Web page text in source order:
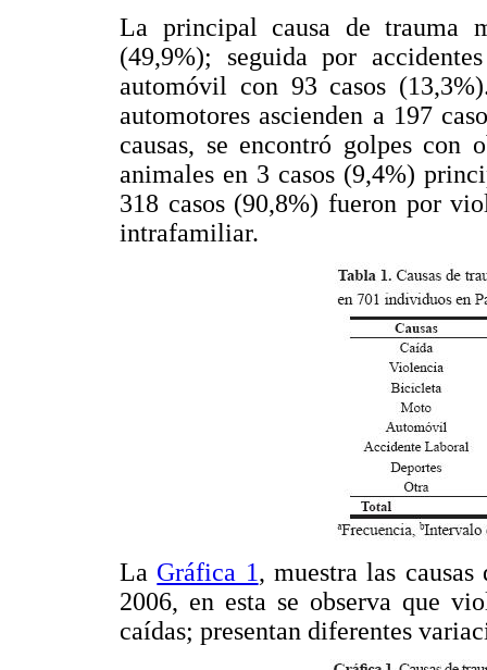
La principal causa de trauma
(49,9%); seguida por
automóvil con 93 casos
automotores ascienden a 197
causas, se encontró golpes con
animales en 3 casos (9,4%)
318 casos (90,8%) fueron por
intrafamiliar.
La Gráfica 1, muestra las
2006, en esta se observa que
caídas; presentan diferentes